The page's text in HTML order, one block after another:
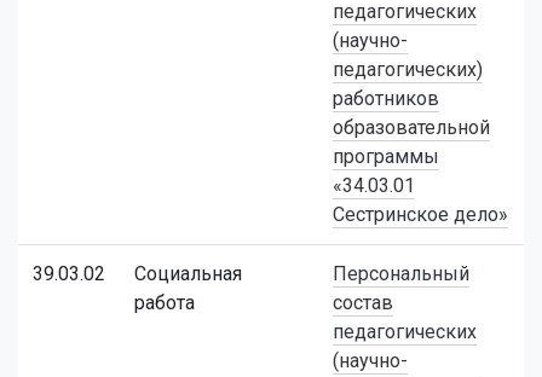
педагогических
(научно-
педагогических)
работников
образовательной
программы
«34.03.01
Сестринское дело»
39.03.02
Социальная
работа
Персональный
состав
педагогических
(научно-